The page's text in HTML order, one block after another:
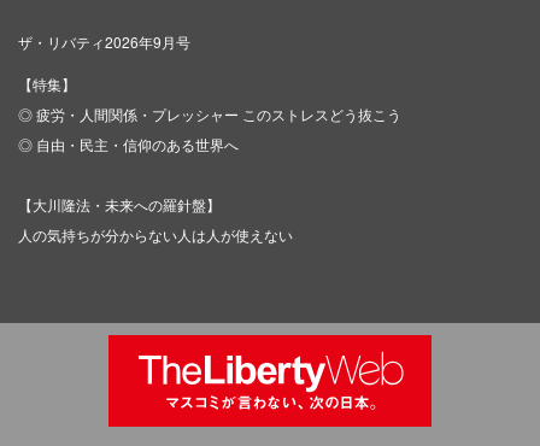
ザ・リバティ2026年9月号
【特集】
◎ 疲労・人間関係・プレッシャー このストレスどう抜こう
◎ 自由・民主・信仰のある世界へ
【大川隆法・未来への羅針盤】
人の気持ちが分からない人は人が使えない